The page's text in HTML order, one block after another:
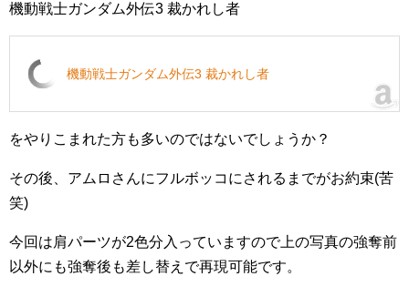
機動戦士ガンダム外伝3 裁かれし者
機動戦士ガンダム外伝3 裁かれし者
をやりこまれた方も多いのではないでしょうか？
その後、アムロさんにフルボッコにされるまでがお約束(苦
笑)
今回は肩パーツが2色分入っていますので上の写真の強奪前
以外にも強奪後も差し替えで再現可能です。